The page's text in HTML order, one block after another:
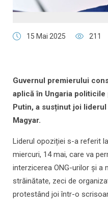
15 Mai 2025 211
Guvernul premierului
aplică în Ungaria
Putin, a susținut joi
Magyar.
Liderul opoziției s-a referit
miercuri, 14 mai, care va
interzicerea ONG-urilor și a
străinătate, zeci de
protestând joi într-o